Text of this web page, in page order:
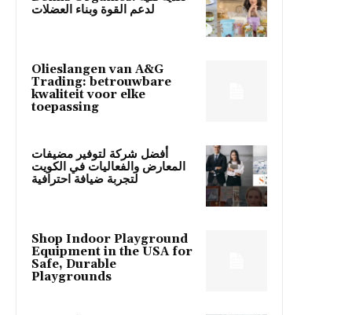
لدعم القوة وبناء العضلات
Olieslangen van A&G
Trading: betrouwbare
kwaliteit voor elke
toepassing
أفضل شركة لتوفير مضيفات
المعارض والفعاليات في الكويت
لتجربة ضيافة احترافية
Shop Indoor Playground
Equipment in the USA for
Safe, Durable
Playgrounds